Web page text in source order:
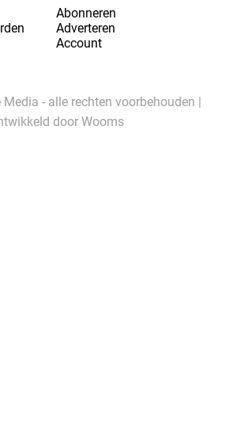
Abonneren
Adverteren
Account
- alle rechten voorbehouden |
door Wooms